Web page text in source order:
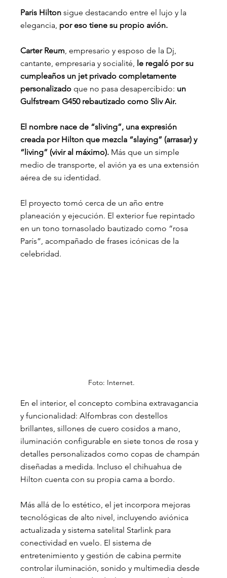
Paris Hilton sigue destacando entre el lujo y la
elegancia, por eso tiene su propio avión.
Carter Reum , empresario y esposo de la Dj,
cantante, empresaria y socialité, le regaló por su
cumpleaños un jet privado completamente
personalizado que no pasa desapercibido: un
Gulfstream G450 rebautizado como Sliv Air.
El nombre nace de “sliving”, una expresión
creada por Hilton que mezcla “slaying” (arrasar) y
“living” (vivir al máximo). Más que un simple
medio de transporte, el avión ya es una extensión
aérea de su identidad.
El proyecto tomó cerca de un año entre
planeación y ejecución. El exterior fue repintado
en un tono tornasolado bautizado como “rosa
París”, acompañado de frases icónicas de la
celebridad.
Foto: Internet.
En el interior, el concepto combina extravagancia
y funcionalidad: Alfombras con destellos
brillantes, sillones de cuero cosidos a mano,
iluminación configurable en siete tonos de rosa y
detalles personalizados como copas de champán
diseñadas a medida. Incluso el chihuahua de
Hilton cuenta con su propia cama a bordo.
Más allá de lo estético, el jet incorpora mejoras
tecnológicas de alto nivel, incluyendo aviónica
actualizada y sistema satelital Starlink para
conectividad en vuelo. El sistema de
entretenimiento y gestión de cabina permite
controlar iluminación, sonido y multimedia desde